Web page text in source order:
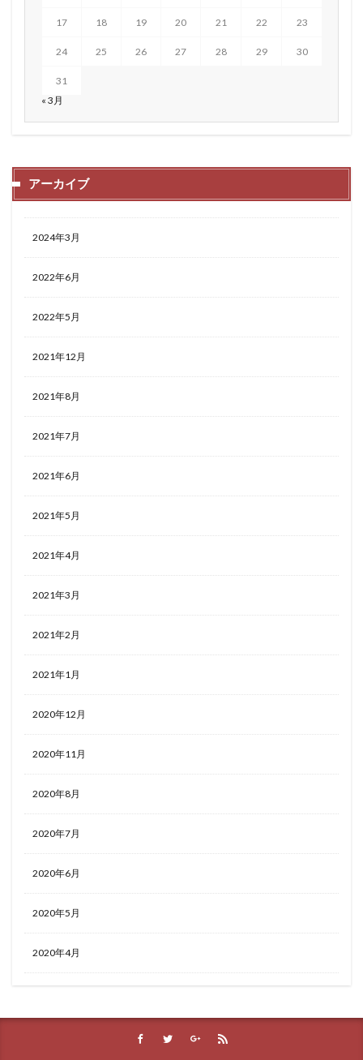
17 18 19 20 21 22 23
24 25 26 27 28 29 30
31
« 3月
アーカイブ
2024年3月
2022年6月
2022年5月
2021年12月
2021年8月
2021年7月
2021年6月
2021年5月
2021年4月
2021年3月
2021年2月
2021年1月
2020年12月
2020年11月
2020年8月
2020年7月
2020年6月
2020年5月
2020年4月